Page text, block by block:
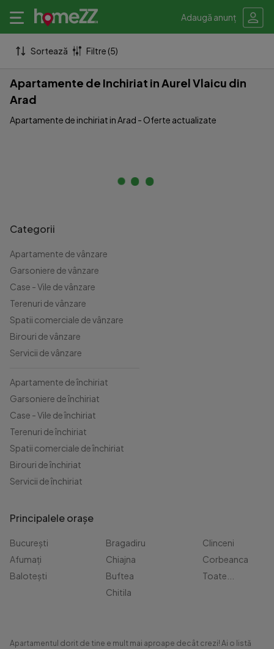
Adaugă anunț
Sortează Filtre (5)
Apartamente de Inchiriat in Aurel Vlaicu din
Arad
Apartamente de inchiriat in Arad - Oferte actualizate
Categorii
Apartamente de vânzare
Garsoniere de vânzare
Case - Vile de vânzare
Terenuri de vânzare
Spatii comerciale de vânzare
Birouri de vânzare
Servicii de vânzare
Apartamente de închiriat
Garsoniere de închiriat
Case - Vile de închiriat
Terenuri de închiriat
Spatii comerciale de închiriat
Birouri de închiriat
Servicii de închiriat
Principalele orașe
București
Afumați
Balotești
Bragadiru
Chiajna
Buftea
Chitila
Clinceni
Corbeanca
Toate...
Apartamentul dorit de tine e mult mai aproape decât crezi! Ai o listă